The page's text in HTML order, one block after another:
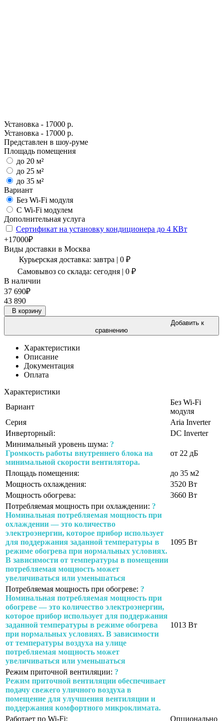
Установка - 17000 р.
Установка - 17000 р.
Представлен в шоу-руме
Площадь помещения
до 20 м²
до 25 м²
до 35 м²
Вариант
Без Wi-Fi модуля
С Wi-Fi модулем
Дополнительная услуга
Сертификат на установку кондиционера до 4 КВт
+17000₽
Виды доставки в Москва
Курьерская доставка: завтра | 0 ₽
Самовывоз со склада: сегодня | 0 ₽
В наличии
37 690₽
43 890
В корзину
Добавить к
сравнению
Характеристики
Описание
Документация
Оплата
Характеристики
Вариант
Без Wi-Fi
модуля
Серия
Aria Inverter
Инверторный:
DC Inverter
Минимальный уровень шума: ?
Громкость работы внутреннего блока на
минимальной скорости вентилятора.
от 22 дБ
Площадь помещения:
до 35 м2
Мощность охлаждения:
3520 Вт
Мощность обогрева:
3660 Вт
Потребляемая мощность при охлаждении: ?
Номинальная потребляемая мощность при
охлаждении — это количество
электроэнергии, которое прибор использует
для поддержания заданной температуры в
режиме обогрева при нормальных условиях.
В зависимости от температуры в помещении
потребляемая мощность может
увеличиваться или уменьшаться
1095 Вт
Потребляемая мощность при обогреве: ?
Номинальная потребляемая мощность при
обогреве — это количество электроэнергии,
которое прибор использует для поддержания
заданной температуры в режиме обогрева
при нормальных условиях. В зависимости
от температуры воздуха на улице
потребляемая мощность может
увеличиваться или уменьшаться
1013 Вт
Режим приточной вентиляции: ?
Режим приточной вентиляции обеспечивает
подачу свежего уличного воздуха в
помещение для улучшения вентиляции и
поддержания комфортного микроклимата.
Работает по Wi-Fi:
Опционально